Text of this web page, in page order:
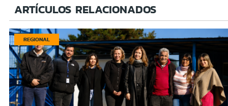
ARTÍCULOS RELACIONADOS
REGIONAL